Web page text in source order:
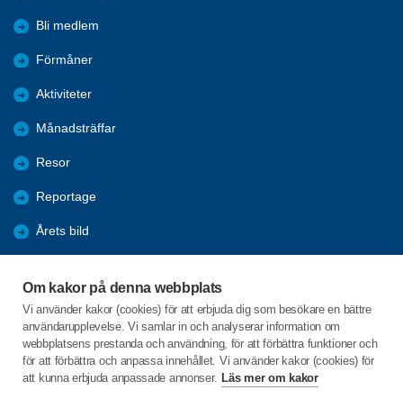
Om kakor på denna webbplats
Vi använder kakor (cookies) för att erbjuda dig som besökare en bättre
användarupplevelse. Vi samlar in och analyserar information om
webbplatsens prestanda och användning, för att förbättra funktioner och
för att förbättra och anpassa innehållet. Vi använder kakor (cookies) för
att kunna erbjuda anpassade annonser. Läs mer om kakor
Bli medlem
Förmåner
Aktiviteter
Månadsträffar
Resor
Reportage
Årets bild
Fredagsbridgen
Sponsorer
C/o:Lars-Erik Hagbert